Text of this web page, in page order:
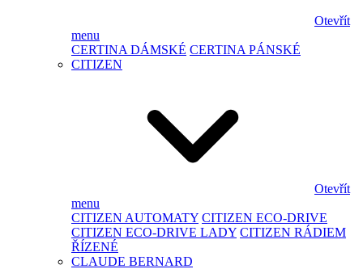
Otevřít
menu
CERTINA DÁMSKÉ CERTINA PÁNSKÉ
CITIZEN
Otevřít
menu
CITIZEN AUTOMATY CITIZEN ECO-DRIVE
CITIZEN ECO-DRIVE LADY CITIZEN RÁDIEM
ŘÍZENÉ
CLAUDE BERNARD